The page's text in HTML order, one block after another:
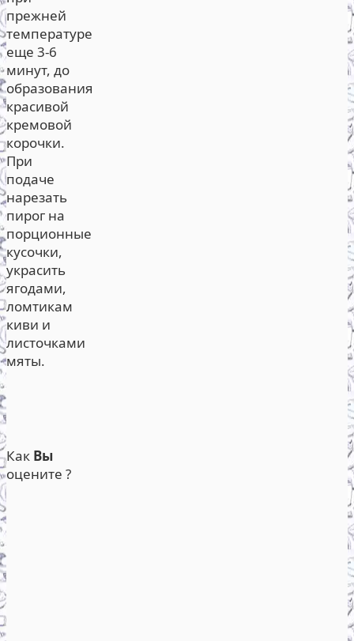
прежней
температуре
еще 3-6
минут, до
образования
красивой
кремовой
корочки.
При
подаче
нарезать
пирог на
порционные
кусочки,
украсить
ягодами,
ломтикам
киви и
листочками
мяты.
Как Вы
оцените ?